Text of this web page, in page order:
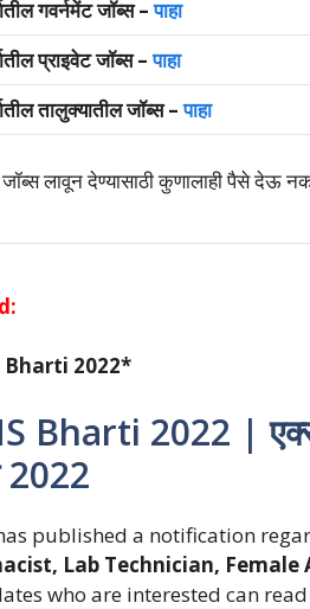
गवर्नमेंट जॉब्स –पाहा
प्राइवेट जॉब्स –पाहा
तालुक्यातील जॉब्स –पाहा
जॉब्स लावून देण्यासाठी कुणालाही पैसे देऊ
Bharti 2022*
Bharti 2022 |
2022
published a notification
Lab Technician,
who are interested can